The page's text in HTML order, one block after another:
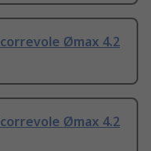
Ømax 4.2
Ømax 4.2